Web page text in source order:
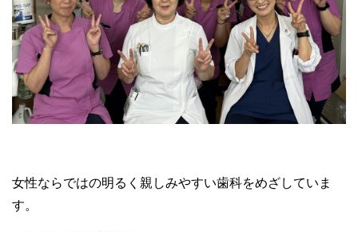
女性ならではの明るく親しみやすい歯科をめざしていま
す。